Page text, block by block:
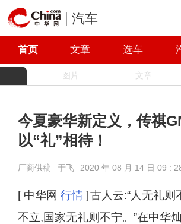
汽车
首页 文章 选车
图片 文章
今夏豪华新定义，传祺
以“礼”相待！
厂商供稿 于飞 2020 年 08 月 14 日 09 :
[ 中华网 行情] 古人云:“人无礼则
不立,国家无礼则不宁。”在中华